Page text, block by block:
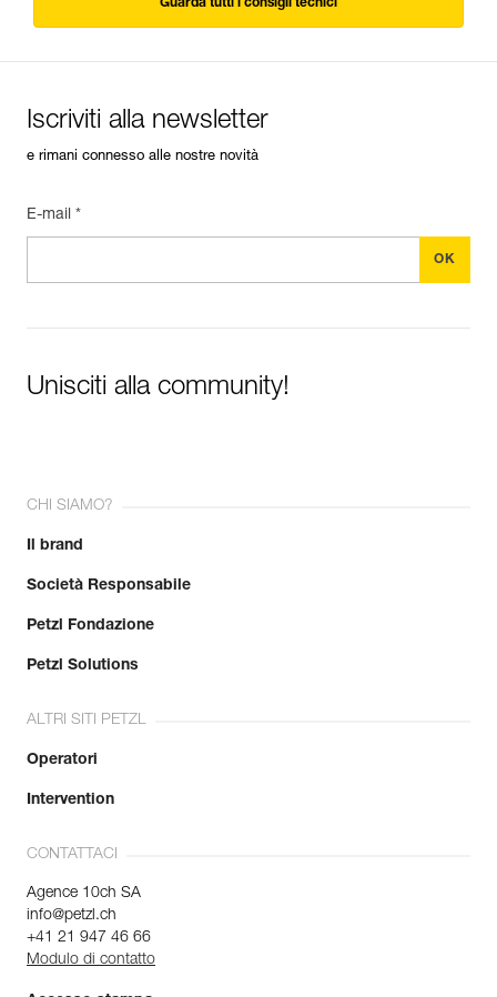
Guarda tutti i consigli tecnici
Iscriviti alla newsletter
e rimani connesso alle nostre novità
E-mail *
Unisciti alla community!
CHI SIAMO?
Il brand
Società Responsabile
Petzl Fondazione
Petzl Solutions
ALTRI SITI PETZL
Operatori
Intervention
CONTATTACI
Agence 10ch SA
info@petzl.ch
+41 21 947 46 66
Modulo di contatto